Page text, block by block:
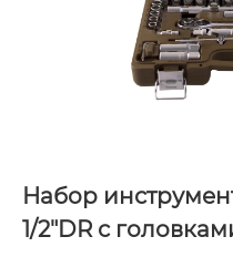
Набор
1/2"DR с